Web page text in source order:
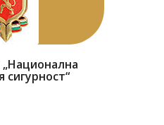
сигурност“